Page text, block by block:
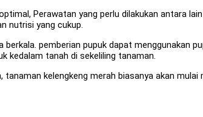
Perawatan yang perlu dilakukan antara
nutrisi yang cukup.
pemberian pupuk dapat menggunakan
kedalam tanah di sekeliling tanaman.
kelengkeng merah biasanya akan